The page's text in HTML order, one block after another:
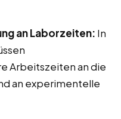
an Laborzeiten: In
Arbeitszeiten an die
an experimentelle